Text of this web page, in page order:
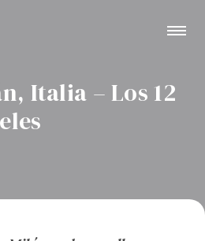
Italia – Los 12